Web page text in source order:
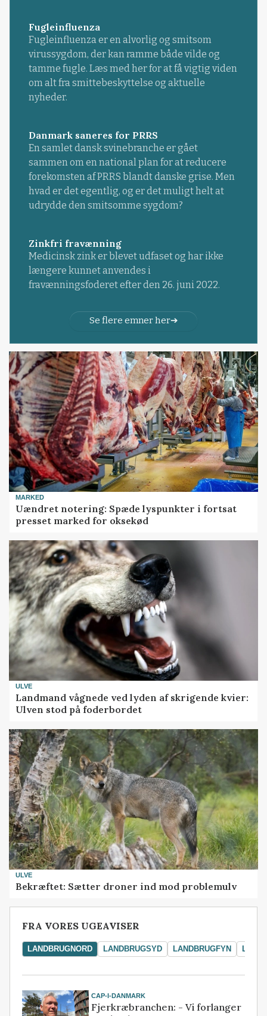
Fugleinfluenza
Fugleinfluenza er en alvorlig og smitsom
virussygdom, der kan ramme både vilde og
tamme fugle. Læs med her for at få vigtig viden
om alt fra smittebeskyttelse og aktuelle
nyheder.
Danmark saneres for PRRS
En samlet dansk svinebranche er gået
sammen om en national plan for at reducere
forekomsten af PRRS blandt danske grise. Men
hvad er det egentlig, og er det muligt helt at
udrydde den smitsomme sygdom?
Zinkfri fravænning
Medicinsk zink er blevet udfaset og har ikke
længere kunnet anvendes i
fravænningsfoderet efter den 26. juni 2022.
Se flere emner her
MARKED
Uændret notering: Spæde lyspunkter i fortsat
presset marked for oksekød
ULVE
Landmand vågnede ved lyden af skrigende kvier:
Ulven stod på foderbordet
ULVE
Bekræftet: Sætter droner ind mod problemulv
FRA VORES UGEAVISER
LANDBRUGNORD LANDBRUGSYD LANDBRUGFYN
CAP-I-DANMARK
Fjerkræbranchen: - Vi forlanger